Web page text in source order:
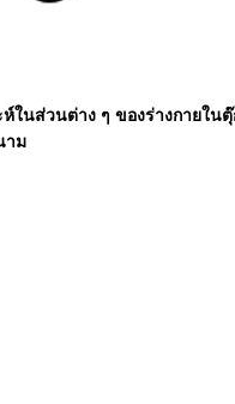
ในส่วนต่าง ๆ ของร่างกายใน
าม